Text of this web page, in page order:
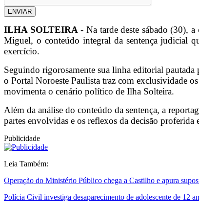
ENVIAR
ILHA SOLTEIRA - Na tarde deste sábado (30),
Miguel, o conteúdo integral da sentença judicial
exercício.
Seguindo rigorosamente sua linha editorial
o Portal Noroeste Paulista traz com exclusividade
movimenta o cenário político de Ilha Solteira.
Além da análise do conteúdo da sentença, a
partes envolvidas e os reflexos da decisão
Publicidade
Leia Também:
Operação do Ministério Público chega a Castilho e apura
Polícia Civil investiga desaparecimento de adolescente de 12